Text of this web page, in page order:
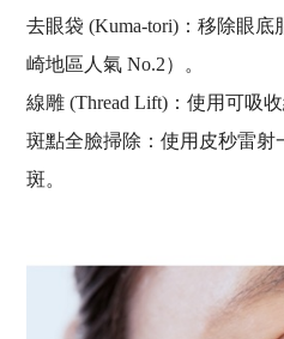
去眼袋 (Kuma-tori)：移除眼
崎地區人氣 No.2）。
線雕 (Thread Lift)：使用可吸
斑點全臉掃除：使用皮秒雷射
斑。